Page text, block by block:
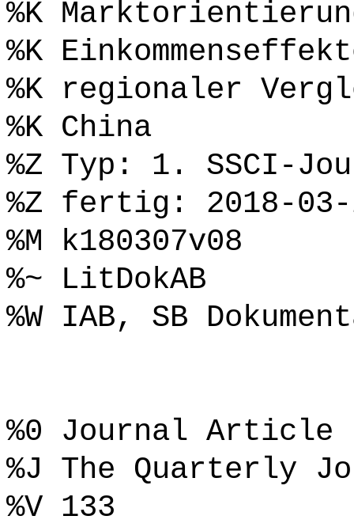
%K
%K
%K regionaler
%K China
%Z Typ: 1. SSCI-
%Z fertig: 2018-03-
%M k180307v08
%~ LitDokAB
%W IAB, SB
%0 Journal Article
%J The Quarterly
%V 133